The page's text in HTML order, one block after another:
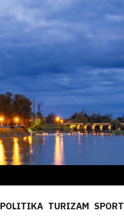
POLITIKA TURIZAM SPORT